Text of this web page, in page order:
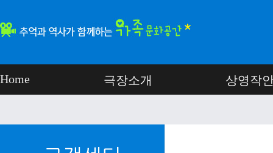
Home 극장소개 상영작